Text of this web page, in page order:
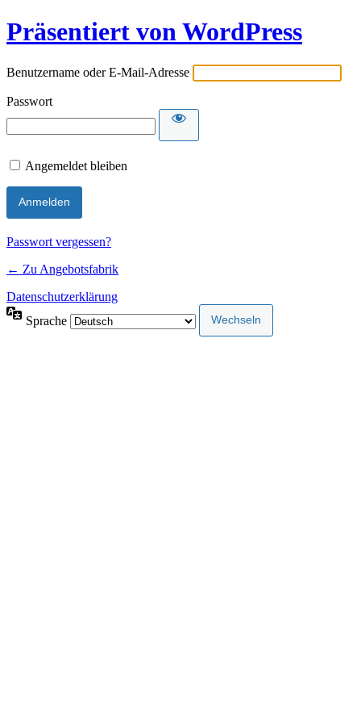
Präsentiert von WordPress
Benutzername oder E-Mail-Adresse
Passwort
Angemeldet bleiben
Passwort vergessen?
← Zu Angebotsfabrik
Datenschutzerklärung
Sprache